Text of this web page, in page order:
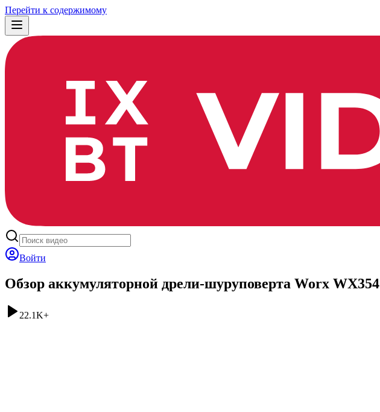
Перейти к содержимому
Войти
Обзор аккумуляторной дрели-шуруповерта Worx WX354
22.1K+